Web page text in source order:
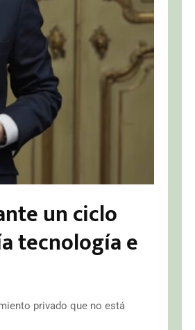
un ciclo
tecnología e
privado que no está